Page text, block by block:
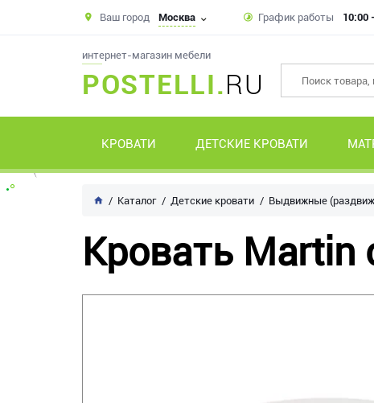
Ваш город Москва График работы 10:00
интернет-магазин мебели
POSTELLI.RU
КРОВАТИ ДЕТСКИЕ КРОВАТИ
Каталог Детские кровати Выдвижные
Кровать